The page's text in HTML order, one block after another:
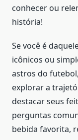
conhecer ou
história!
Se você é
icônicos ou
astros do
explorar a
destacar seus
perguntas
bebida favorita,